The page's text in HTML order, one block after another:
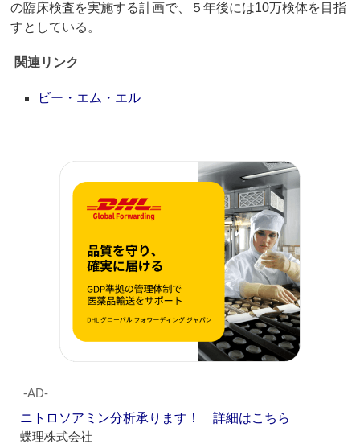
の臨床検査を実施する計画で、５年後には10万検体を目指
すとしている。
関連リンク
ビー・エム・エル
‐AD‐
ニトロソアミン分析承ります！ 詳細はこちら
蝶理株式会社